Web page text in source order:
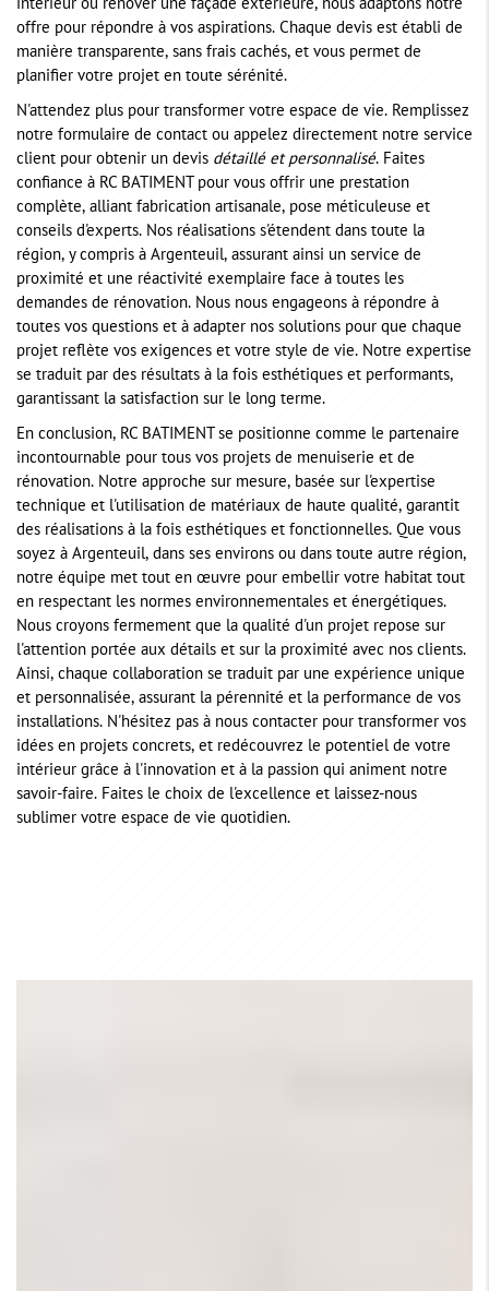
intérieur ou rénover une façade extérieure, nous adaptons notre
offre pour répondre à vos aspirations. Chaque devis est établi de
manière transparente, sans frais cachés, et vous permet de
planifier votre projet en toute sérénité.
N'attendez plus pour transformer votre espace de vie. Remplissez
notre formulaire de contact ou appelez directement notre service
client pour obtenir un devis détaillé et personnalisé. Faites
confiance à RC BATIMENT pour vous offrir une prestation
complète, alliant fabrication artisanale, pose méticuleuse et
conseils d'experts. Nos réalisations s'étendent dans toute la
région, y compris à Argenteuil, assurant ainsi un service de
proximité et une réactivité exemplaire face à toutes les
demandes de rénovation. Nous nous engageons à répondre à
toutes vos questions et à adapter nos solutions pour que chaque
projet reflète vos exigences et votre style de vie. Notre expertise
se traduit par des résultats à la fois esthétiques et performants,
garantissant la satisfaction sur le long terme.
En conclusion, RC BATIMENT se positionne comme le partenaire
incontournable pour tous vos projets de menuiserie et de
rénovation. Notre approche sur mesure, basée sur l'expertise
technique et l'utilisation de matériaux de haute qualité, garantit
des réalisations à la fois esthétiques et fonctionnelles. Que vous
soyez à Argenteuil, dans ses environs ou dans toute autre région,
notre équipe met tout en œuvre pour embellir votre habitat tout
en respectant les normes environnementales et énergétiques.
Nous croyons fermement que la qualité d'un projet repose sur
l'attention portée aux détails et sur la proximité avec nos clients.
Ainsi, chaque collaboration se traduit par une expérience unique
et personnalisée, assurant la pérennité et la performance de vos
installations. N'hésitez pas à nous contacter pour transformer vos
idées en projets concrets, et redécouvrez le potentiel de votre
intérieur grâce à l'innovation et à la passion qui animent notre
savoir-faire. Faites le choix de l'excellence et laissez-nous
sublimer votre espace de vie quotidien.